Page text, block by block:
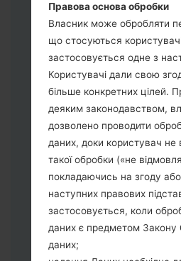
прошивки тут) або 5
прошивки тут)
AP: "System &
CP: "Modem & Radio"
CSC_***: "Country &
HOME_CSC_***:
Operator"
Додайте усі файли у
Якщо ви хочете
скинути до
оберіть CSC_***, у
виберіть
збереження Ваших
Тепер вимкніть
"Download" режим.
Правова основа обробки
Власник може обробляти
що стосуються
застосовується одне з
Користувачі дали свою
більше конкретних цілей.
деяким законодавством,
дозволено проводити
даних, доки користувач не
такої обробки («не
покладаючись на згоду
наступних правових
застосовується, коли
даних є предметом Закону
даних;